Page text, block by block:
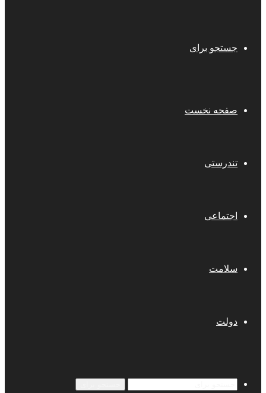
جستجو برای
صفحه نخست
تندرستی
اجتماعی
سلامت
دولت